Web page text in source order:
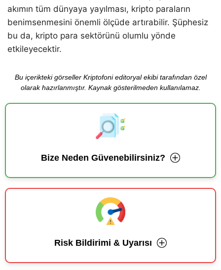
akımın tüm dünyaya yayılması, kripto paraların
benimsenmesini önemli ölçüde artırabilir. Şüphesiz
bu da, kripto para sektörünü olumlu yönde
etkileyecektir.
Bu içerikteki görseller Kriptofoni editoryal ekibi tarafından özel
olarak hazırlanmıştır. Kaynak gösterilmeden kullanılamaz.
Bize Neden Güvenebilirsiniz?
Risk Bildirimi & Uyarısı